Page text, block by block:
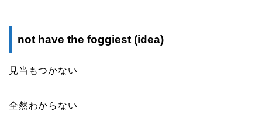
not have the foggiest (idea)
見当もつかない
全然わからない